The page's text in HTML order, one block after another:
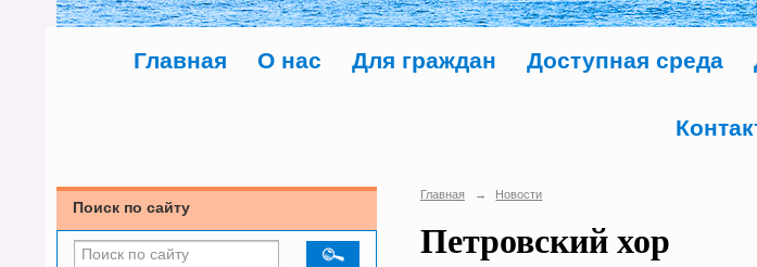
Главная О нас Для граждан Доступная среда
Поиск по сайту
Главная → Новости
Петровский хор